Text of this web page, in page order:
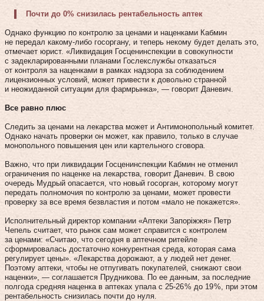
Почти до 0% снизилась рентабельность аптек
Однако функцию по контролю за ценами и наценками Кабмин
не передал какому‑либо госоргану, и теперь некому будет делать это,
отмечает юрист. «Ликвидация Госценинспекции в совокупности
с задекларированными планами Гослекслужбы отказаться
от контроля за наценками в рамках надзора за соблюдением
лицензионных условий, может привести к довольно странной
и неожиданной ситуации для фармрынка», — говорит Даневич.
Все равно плюс
Следить за ценами на лекарства может и Антимонопольный комитет.
Однако начать проверки он может, как правило, только в случае
монопольного повышения цен или картельного сговора.
Важно, что при ликвидации Госценинспекции Кабмин не отменил
ограничения по наценке на лекарства, говорит Даневич. В свою
очередь Мудрый опасается, что новый госорган, которому могут
передать полномочия по контролю за ценами, может провести
проверку за все время безвластия и потом «мало не покажется».
Исполнительный директор компании «Аптеки Запоріжжя» Петр
Чепель считает, что рынок сам может справится с контролем
за ценами: «Считаю, что сегодня в аптечном ритейле
сформировалась достаточно конкурентная среда, которая сама
регулирует цены». «Лекарства дорожают, а у людей нет денег.
Поэтому аптеки, чтобы не отпугивать покупателей, снижают свои
наценки», — соглашается Прудникова. По ее данным, за последние
полгода средняя наценка в аптеках упала с 25‑26 % до 19 %, при этом
рентабельность снизилась почти до нуля.